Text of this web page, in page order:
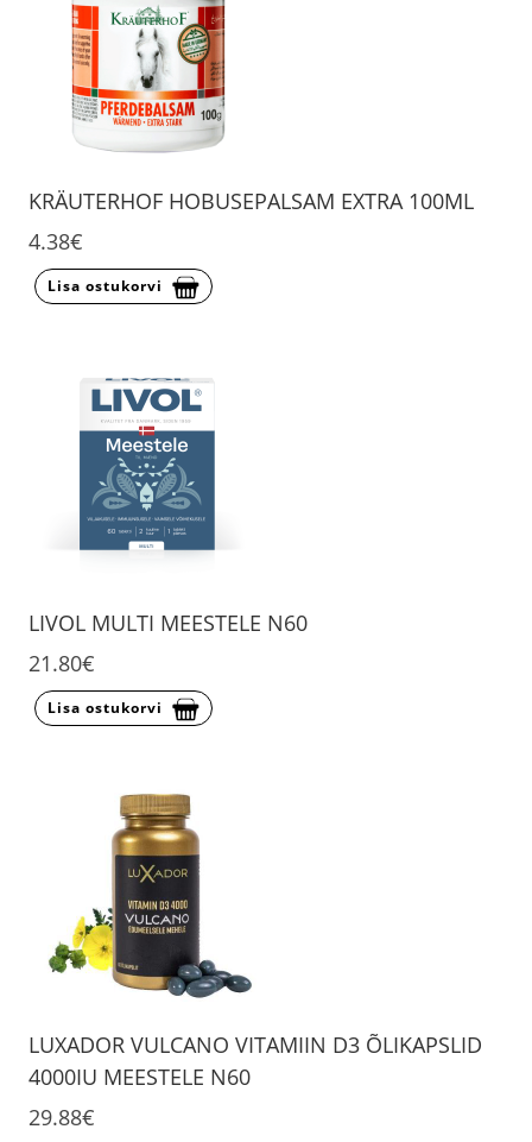
KRÄUTERHOF HOBUSEPALSAM EXTRA 100ML
4.38€
Lisa ostukorvi
LIVOL MULTI MEESTELE N60
21.80€
Lisa ostukorvi
LUXADOR VULCANO VITAMIIN D3 ÕLIKAPSLID
4000IU MEESTELE N60
29.88€